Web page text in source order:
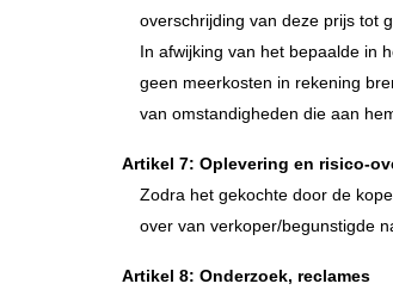
overschrijding van deze prijs tot
In afwijking van het bepaalde in
geen meerkosten in rekening
van omstandigheden die aan
Artikel 7: Oplevering en risico-
Zodra het gekochte door de
over van verkoper/begunstigde
Artikel 8: Onderzoek, reclames